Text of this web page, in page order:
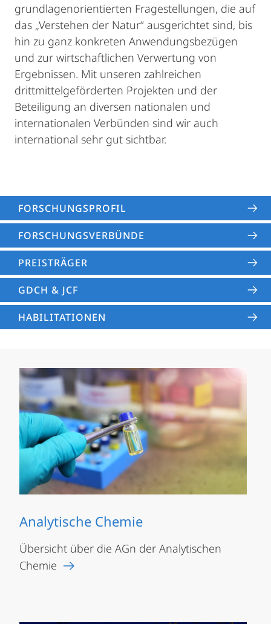
grundlagenorientierten Fragestellungen, die auf
das „Verstehen der Natur“ ausgerichtet sind, bis
hin zu ganz konkreten Anwendungsbezügen
und zur wirtschaftlichen Verwertung von
Ergebnissen. Mit unseren zahlreichen
drittmittelgeförderten Projekten und der
Beteiligung an diversen nationalen und
internationalen Verbünden sind wir auch
international sehr gut sichtbar.
FORSCHUNGS­PROFIL
FORSCHUNGS­VERBÜNDE
PREISTRÄGER
GDCH & JCF
HABILITATIONEN
Analytische Chemie
Übersicht über die AGn der Analytischen
Chemie